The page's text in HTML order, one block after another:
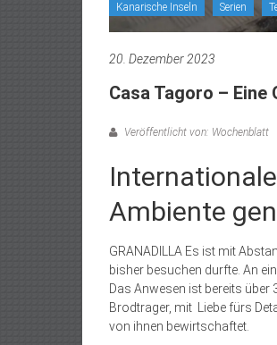
Kanarische Inseln Serien
20. Dezember 2023
Casa Tagoro – Eine
Veröffentlicht von: Wochenblatt
Ambiente
GRANADILLA Es ist mit
bisher besuchen durfte. An
Das Anwesen ist bereits über
Brodtrager, mit Liebe fürs
von ihnen bewirtschaftet.